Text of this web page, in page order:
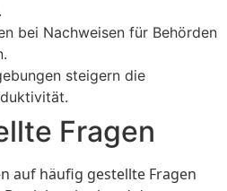
bei Nachweisen für Behörden
steigern die
Fragen
auf häufig gestellte Fragen